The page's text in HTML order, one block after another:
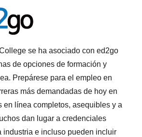
se ha asociado con ed2go
de opciones de formación y
Prepárese para el empleo en
más demandadas de hoy en
en línea completos, asequibles y a
dan lugar a credenciales
industria e incluso pueden incluir